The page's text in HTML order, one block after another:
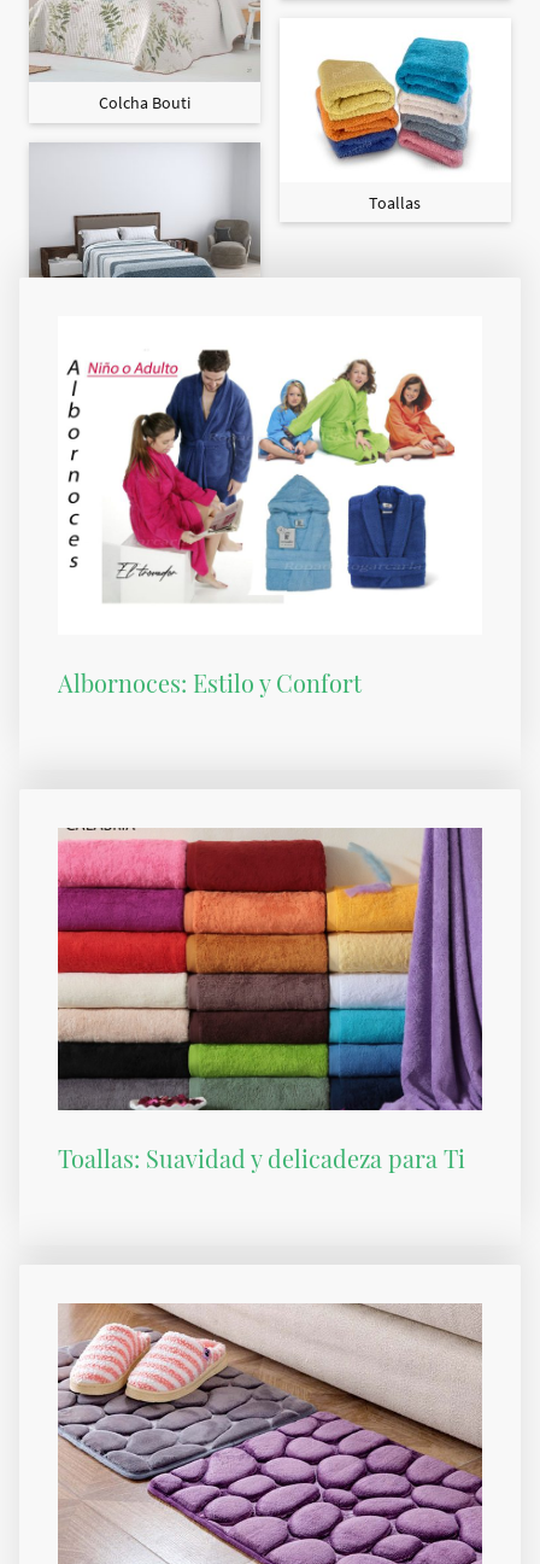
Colcha Bouti
Colcha Maxi
Toallas
Albornoces: Estilo y Confort
Toallas: Suavidad y delicadeza para Ti